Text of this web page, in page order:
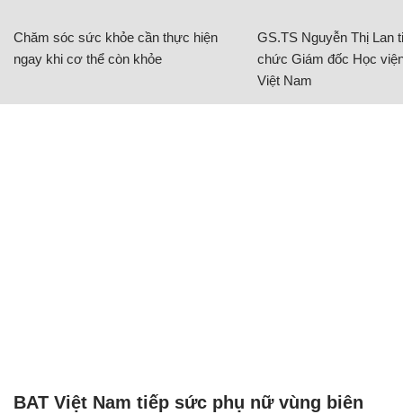
Chăm sóc sức khỏe cần thực hiện
ngay khi cơ thể còn khỏe
GS.TS Nguyễn Thị Lan
chức Giám đốc Học
Việt Nam
BAT Việt Nam tiếp sức phụ nữ vùng biên